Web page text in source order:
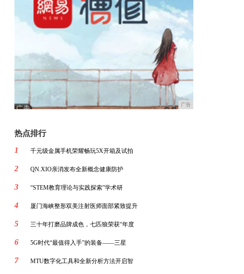
广告
热点排行
1
千元级金属手机荣耀畅玩5X开箱及试拍
2 QN.XIO亲消发布全新概念健康防护
3 “STEM教育理论与实践探索”学术研
4 厦门海峡整形双美注射医师面部紧致提升
5 三十年打磨品牌成色，七匹狼荣获“年度
6 5G时代“最值得入手”的装备——三星
7 MTU数字化工具和全新分析方法开启智